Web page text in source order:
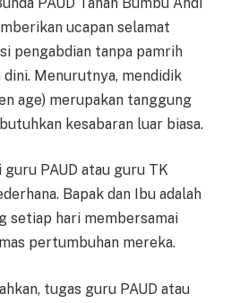
ucapan selamat
pengabdian tanpa pamrih
dini. Menurutnya, mendidik
age) merupakan tanggung
kesabaran luar biasa.
guru PAUD atau guru TK
Bapak dan Ibu adalah
setiap hari membersamai
pertumbuhan mereka.
tugas guru PAUD atau